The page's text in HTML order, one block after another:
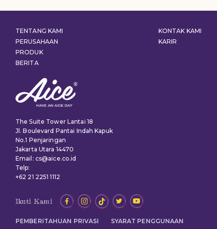
The Suite Tower Lantai 18
Jl. Boulevard Pantai Indah Kapuk
No.1 Penjaringan
Jakarta Utara 14470
Email: cs@aice.co.id
Telp:
+62 21 2251 1112
TENTANG KAMI
PERUSAHAAN
PRODUK
BERITA
KONTAK KAMI
KARIR
Ikuti Kami
PEMBERITAHUAN PRIVASI SYARAT PENGGUNAAN